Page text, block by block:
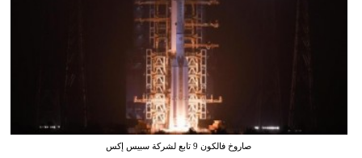
صاروخ فالكون 9 تابع لشركة سبيس إكس